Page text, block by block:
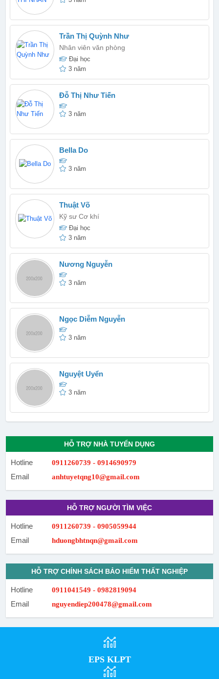
Trần Thị Quỳnh Như
Nhân viên văn phòng
Đại học
3 năm
Đỗ Thị Như Tiến
3 năm
Bella Do
3 năm
Thuật Võ
Kỹ sư Cơ khí
Đại học
3 năm
Nương Nguyễn
3 năm
Ngọc Diễm Nguyễn
3 năm
Nguyệt Uyển
3 năm
HỖ TRỢ NHÀ TUYỂN DỤNG
Hotline 0911260739 - 0914690979
Email anhtuyetqng10@gmail.com
HỖ TRỢ NGƯỜI TÌM VIỆC
Hotline 0911260739 - 0905059944
Email hduongbhtnqn@gmail.com
HỖ TRỢ CHÍNH SÁCH BẢO HIỂM THẤT NGHIỆP
Hotline 0911041549 - 0982819094
Email nguyendiep200478@gmail.com
EPS KLPT